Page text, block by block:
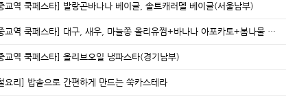
교역 쿡페스타] 발랑곤바나나 베이글, 솔트캐러멜 베이글(서울남부)
교역 쿡페스타] 대구, 새우, 마늘쫑 올리유찜+바나나 아포카토+봄나물 …
교역 쿡페스타] 올리브오일 냉파스타(경기남부)
요리] 밥솥으로 간편하게 만드는 쑥카스테라